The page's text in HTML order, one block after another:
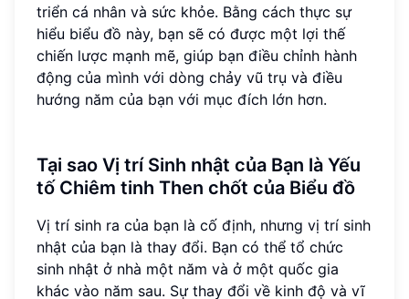
triển cá nhân và sức khỏe. Bằng cách thực sự
hiểu biểu đồ này, bạn sẽ có được một lợi thế
chiến lược mạnh mẽ, giúp bạn điều chỉnh hành
động của mình với dòng chảy vũ trụ và điều
hướng năm của bạn với mục đích lớn hơn.
Tại sao Vị trí Sinh nhật của Bạn là Yếu
tố Chiêm tinh Then chốt của Biểu đồ
Vị trí sinh ra của bạn là cố định, nhưng vị trí sinh
nhật của bạn là thay đổi. Bạn có thể tổ chức
sinh nhật ở nhà một năm và ở một quốc gia
khác vào năm sau. Sự thay đổi về kinh độ và vĩ